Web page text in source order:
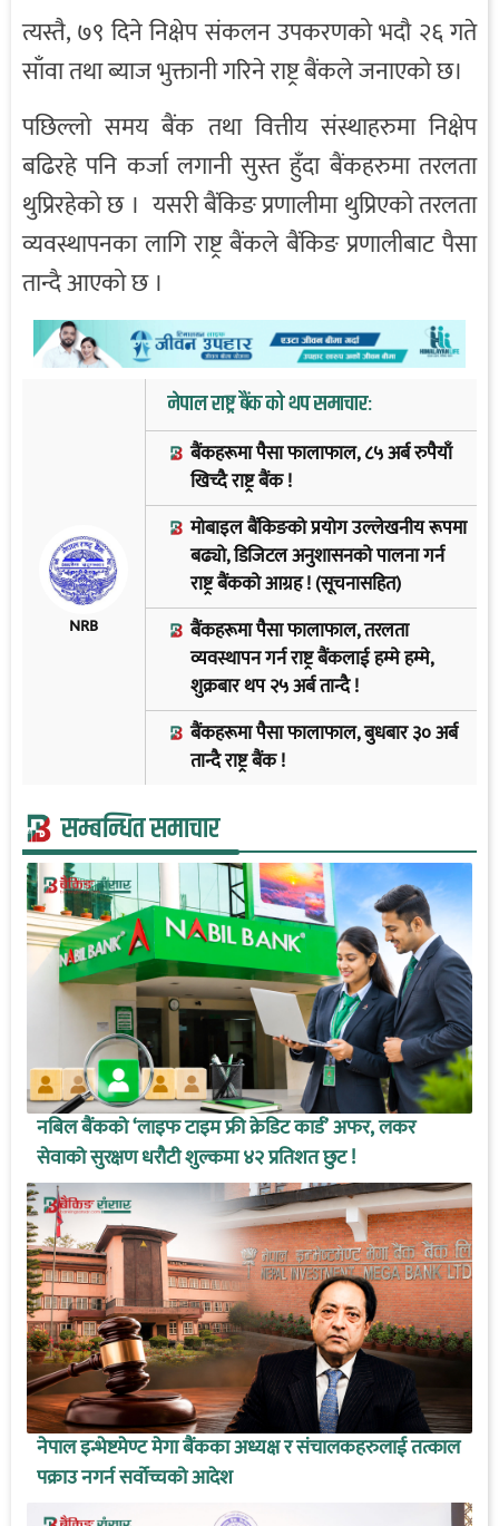
त्यस्तै, ७९ दिने निक्षेप संकलन उपकरणको भदौ २६ गते
साँवा तथा ब्याज भुक्तानी गरिने राष्ट्र बैंकले जनाएको छ।
पछिल्लो समय बैंक तथा वित्तीय संस्थाहरुमा निक्षेप
बढिरहे पनि कर्जा लगानी सुस्त हुँदा बैंकहरुमा तरलता
थुप्रिरहेको छ । यसरी बैंकिङ प्रणालीमा थुप्रिएको तरलता
व्यवस्थापनका लागि राष्ट्र बैंकले बैंकिङ प्रणालीबाट पैसा
तान्दै आएको छ ।
NRB
नेपाल राष्ट्र बैंक को थप समाचार:
बैंकहरूमा पैसा फालाफाल, ८५ अर्ब रुपैयाँ
खिच्दै राष्ट्र बैंक !
मोबाइल बैंकिङको प्रयोग उल्लेखनीय रूपमा
बढ्यो, डिजिटल अनुशासनको पालना गर्न
राष्ट्र बैंकको आग्रह ! (सूचनासहित)
बैंकहरूमा पैसा फालाफाल, तरलता
व्यवस्थापन गर्न राष्ट्र बैंकलाई हम्मे हम्मे,
शुक्रबार थप २५ अर्ब तान्दै !
बैंकहरूमा पैसा फालाफाल, बुधबार ३० अर्ब
तान्दै राष्ट्र बैंक !
सम्बन्धित समाचार
नबिल बैंकको ‘लाइफ टाइम फ्री क्रेडिट कार्ड’ अफर, लकर
सेवाको सुरक्षण धरौटी शुल्कमा ४२ प्रतिशत छुट !
नेपाल इन्भेष्टमेण्ट मेगा बैंकका अध्यक्ष र संचालकहरुलाई तत्काल
पक्राउ नगर्न सर्वोच्चको आदेश